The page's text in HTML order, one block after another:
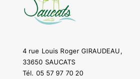
4 rue Louis Roger GIRAUDEAU,
33650 SAUCATS
Tél. 05 57 97 70 20